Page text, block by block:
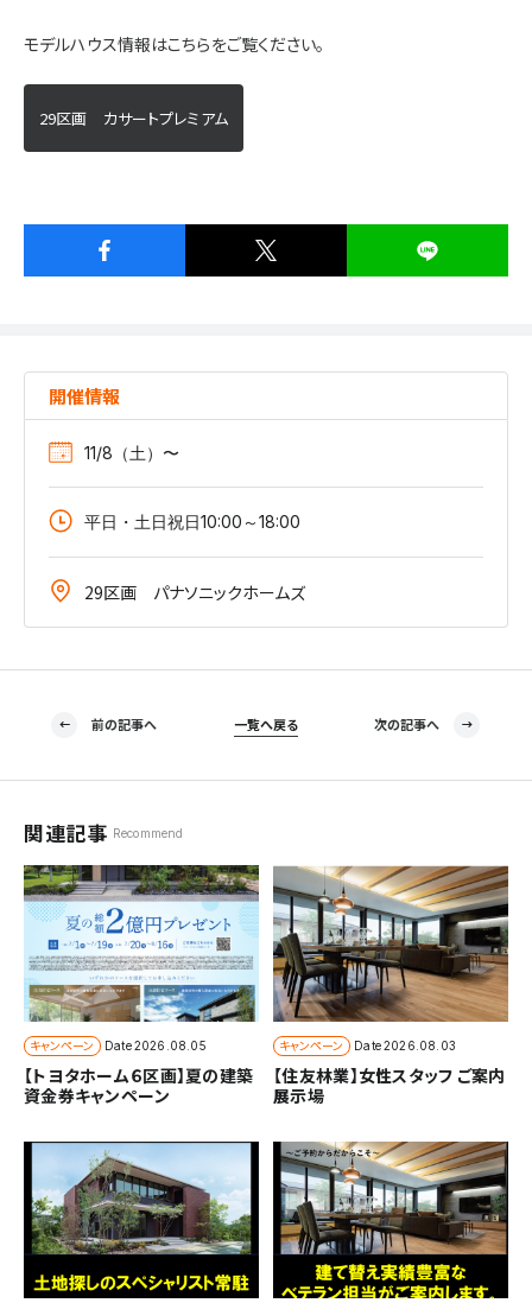
モデルハウス情報はこちらをご覧ください。
29区画 カサートプレミアム
開催情報
11/8（土）〜
平日・土日祝日10:00～18:00
29区画 パナソニックホームズ
前の記事へ 一覧へ戻る 次の記事へ
関連記事 Recommend
キャンペーン Date2026.08.05
【トヨタホーム６区画】夏の建築
資金券キャンペーン
キャンペーン Date2026.08.03
【住友林業】女性スタッフ ご案内
展示場